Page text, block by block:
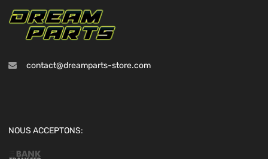
contact@dreamparts-store.com
NOUS ACCEPTONS: